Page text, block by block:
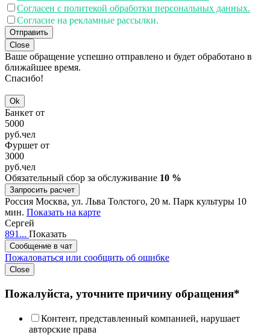
Согласен с политекой обработки персональных данных.
Согласие на рекламные рассылки.
Отправить
Close
Ваше обращение успешно отправлено и будет обработано в
ближайшее время.
Спасибо!
Ok
Банкет от
5000
руб.чел
Фуршет от
3000
руб.чел
Обязательный сбор за обслуживание 10 %
Запросить расчет
Россия Москва, ул. Льва Толстого, 20 м. Парк культуры 10
мин. Показать на карте
Сергей
891... Показать
Сообщение в чат
Пожаловаться или сообщить об ошибке
Close
Пожалуйста, уточните причину обращения*
Контент, представленный компанией, нарушает
авторские права